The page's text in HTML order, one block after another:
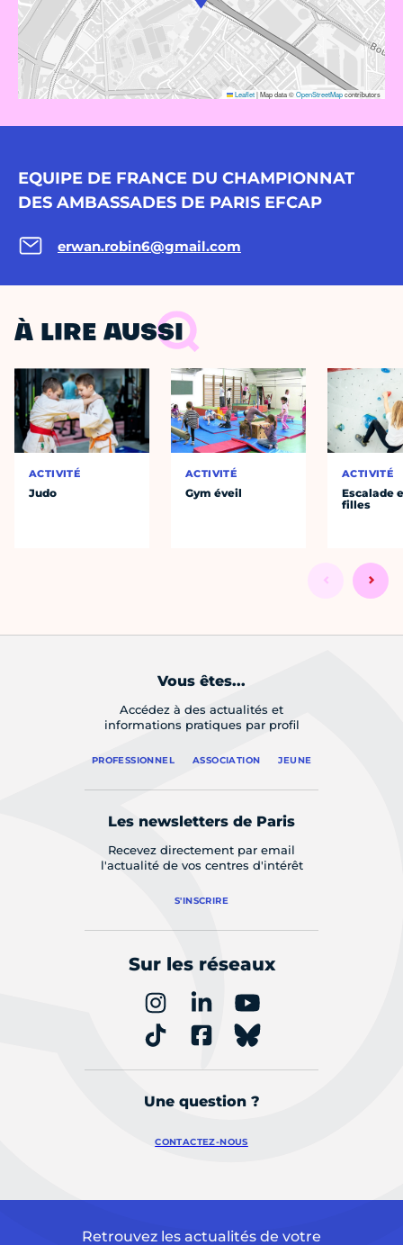
Leaflet|Map data ©OpenStreetMapcontributors
EQUIPE DE FRANCE DU CHAMPIONNAT
DES AMBASSADES DE PARIS EFCAP
erwan.robin6@gmail.com
À LIRE AUSSI
ACTIVITÉ
Judo
ACTIVITÉ
Gym éveil
ACTIVITÉ
Escalade
filles
Vous êtes...
Accédez à des actualités et
informations pratiques par profil
PROFESSIONNEL ASSOCIATION JEUNE
Les newsletters de Paris
Recevez directement par email
l'actualité de vos centres d'intérêt
S'INSCRIRE
Sur les réseaux
Une question ?
CONTACTEZ-NOUS
Retrouvez les actualités de votre